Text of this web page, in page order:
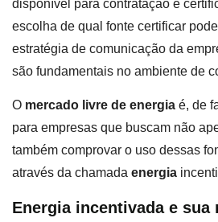
disponível para contratação e
escolha de qual fonte certificar
estratégia de comunicação da
são fundamentais no ambiente de
O mercado livre de energia é, de
para empresas que buscam não
também comprovar o uso dessas
através da chamada energia
Energia incentivada e sua